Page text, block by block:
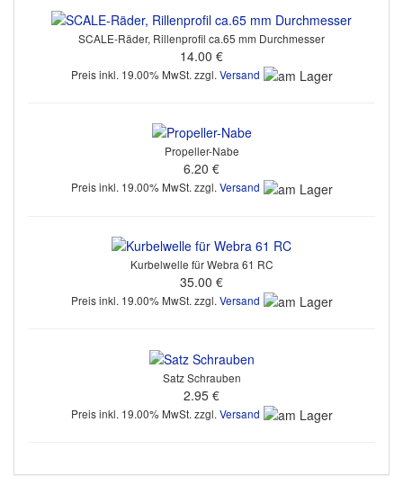
SCALE-Räder, Rillenprofil ca.65 mm Durchmesser
14.00 €
Preis inkl. 19.00% MwSt. zzgl. Versand
Propeller-Nabe
6.20 €
Preis inkl. 19.00% MwSt. zzgl.Versand
Kurbelwelle für Webra 61 RC
35.00 €
Preis inkl. 19.00% MwSt. zzgl. Versand
Satz Schrauben
2.95 €
Preis inkl. 19.00% MwSt. zzgl. Versand